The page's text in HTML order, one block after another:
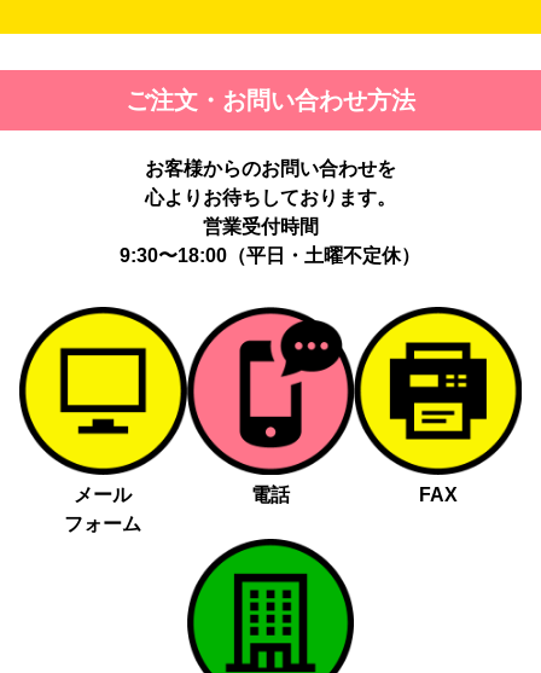
第三者に提供する目的：パーソナライズ広告配信および効果測定・
動履歴、IP、ブラウザ・端末情報、（同意時）メールアドレス等の
よる安全な電送、又は管理コンソールからの連携。
提供先：広告配信事業者（例：Google LLC等）。
個人情報の取り扱いに関する契約：提供先と個人情報取扱い契約
（目的外利用禁止、再提供制限、安全管理措置等）を締結していま
お客様の個人情報は、以下掲げる場合以外に、事前にご本人の同意
無く第三者に提供することはありません。
法令に基づく場合
人の生命、身体又は財産の保護にために必要がある場合であっ
て、本人の同意を得る事が困難であるとき
公衆衛生の向上又は児童の健全な育成の推進のために特に必要
がある場合であって、本人の同意を得る事が困難であるとき
国の機関若しくは地方公共団体又はその委託を受けた者が法令
の定める事務を遂行することに対して協力する必要がある場合
であって、本人の同意を得ることによって当該事務の遂行に支
障を及ぼすおそれがあるとき
ご注文・お問い合わせ方法
お客様からのお問い合わせを
心よりお待ちしております。
営業受付時間
9:30〜18:00（平日・土曜不定休）
メール
フォーム
電話 FAX